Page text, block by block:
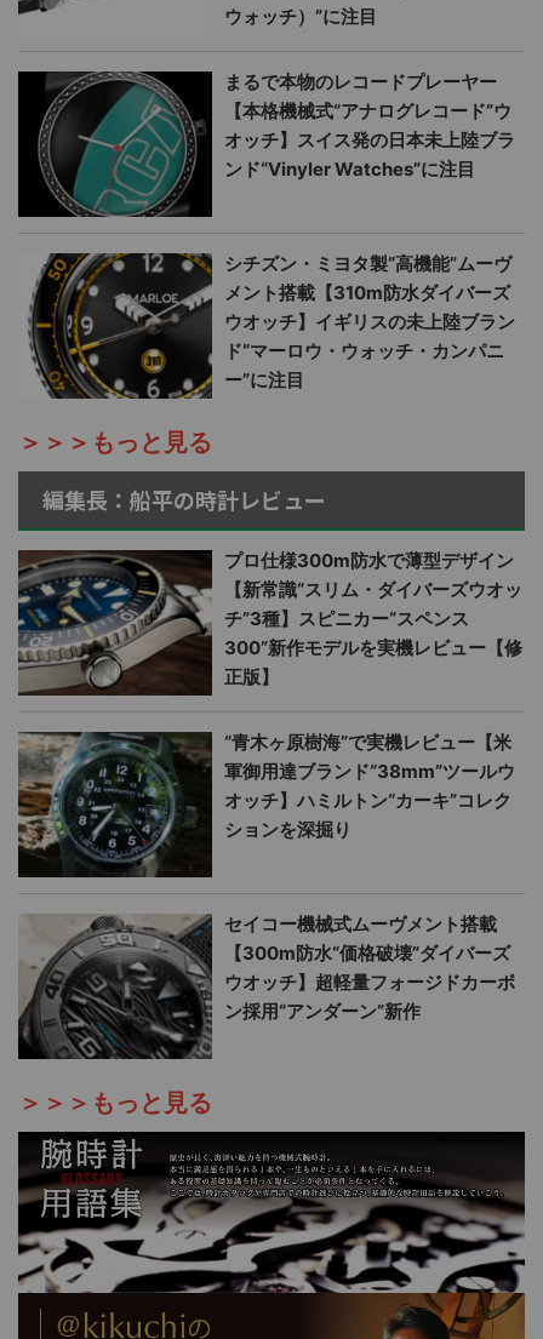
ウォッチ）”に注目
まるで本物のレコードプレーヤー
【本格機械式“アナログレコード”ウ
オッチ】スイス発の日本未上陸ブラ
ンド“Vinyler Watches”に注目
シチズン・ミヨタ製“高機能”ムーヴ
メント搭載【310m防水ダイバーズ
ウオッチ】イギリスの未上陸ブラン
ド“マーロウ・ウォッチ・カンパニ
ー”に注目
＞＞＞もっと見る
編集長：船平の時計レビュー
プロ仕様300m防水で薄型デザイン
【新常識“スリム・ダイバーズウオッ
チ”3種】スピニカー“スペンス
300”新作モデルを実機レビュー【修
正版】
“青木ヶ原樹海”で実機レビュー【米
軍御用達ブランド“38mm”ツールウ
オッチ】ハミルトン“カーキ”コレク
ションを深掘り
セイコー機械式ムーヴメント搭載
【300m防水“価格破壊”ダイバーズ
ウオッチ】超軽量フォージドカーボ
ン採用“アンダーン”新作
＞＞＞もっと見る